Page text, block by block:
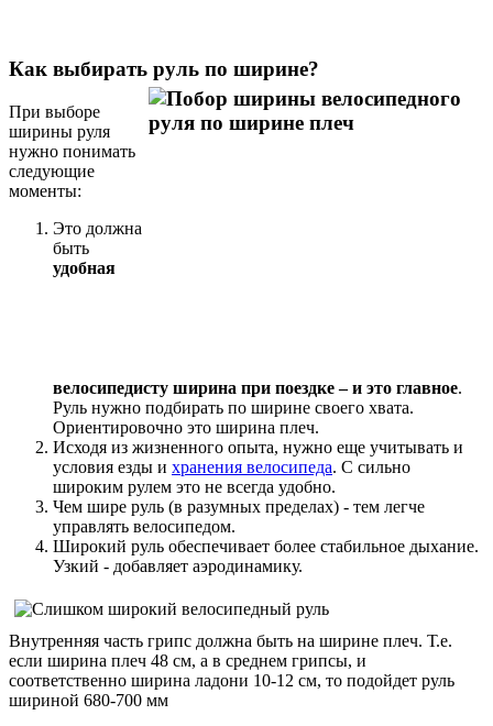
Как выбирать руль по ширине?
При выборе
ширины руля
нужно понимать
следующие
моменты:
Это должна
быть
удобная
велосипедисту ширина при поездке – и это главное.
Руль нужно подбирать по ширине своего хвата.
Ориентировочно это ширина плеч.
Исходя из жизненного опыта, нужно еще учитывать и
условия езды и хранения велосипеда. С сильно
широким рулем это не всегда удобно.
Чем шире руль (в разумных пределах) - тем легче
управлять велосипедом.
Широкий руль обеспечивает более стабильное дыхание.
Узкий - добавляет аэродинамику.
Внутренняя часть грипс должна быть на ширине плеч. Т.е.
если ширина плеч 48 см, а в среднем грипсы, и
соответственно ширина ладони 10-12 см, то подойдет руль
шириной 680-700 мм